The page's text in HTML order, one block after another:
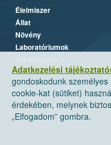
Adatkezelési
gondoskodunk
cookie-kat (sütiket)
érdekében, melynek
„Elfogadom” gombra.
Élelmiszer
Állat
Növény
Laboratóriumok